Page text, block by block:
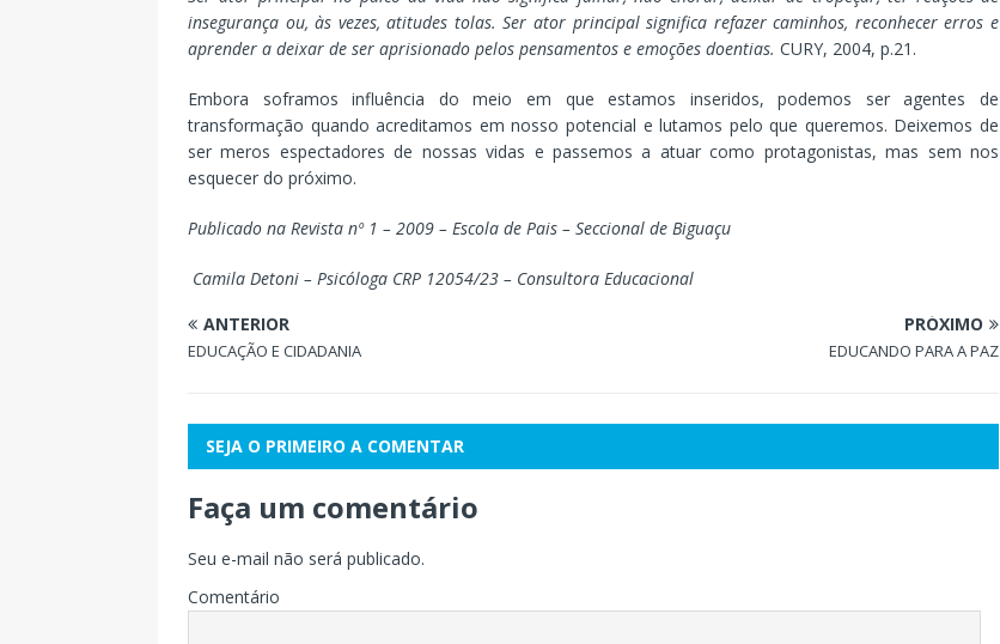
insegurança ou, às vezes, atitudes tolas. Ser ator principal significa refazer caminhos, reconhecer erros e
aprender a deixar de ser aprisionado pelos pensamentos e emoções doentias. CURY, 2004, p.21.
Embora soframos influência do meio em que estamos inseridos, podemos ser agentes de
transformação quando acreditamos em nosso potencial e lutamos pelo que queremos. Deixemos de
ser meros espectadores de nossas vidas e passemos a atuar como protagonistas, mas sem nos
esquecer do próximo.
Publicado na Revista nº 1 – 2009 – Escola de Pais – Seccional de Biguaçu
Camila Detoni – Psicóloga CRP 12054/23 – Consultora Educacional
ANTERIOR
EDUCAÇÃO E CIDADANIA
PRÓXIMO
EDUCANDO PARA A PAZ
SEJA O PRIMEIRO A COMENTAR
Faça um comentário
Seu e-mail não será publicado.
Comentário